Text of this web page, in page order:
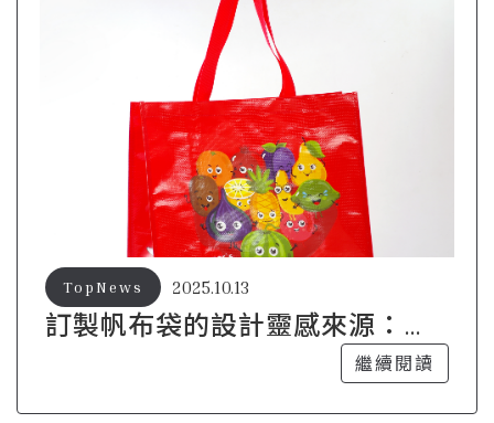
訂製帆布袋的設計靈感來源：打
2025.10.13
TopNews
繼續閱讀